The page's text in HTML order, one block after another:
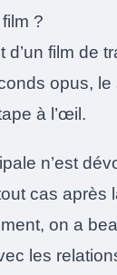
?
d’un film de
opus,
à l’œil.
n’est
cas après
on a
les